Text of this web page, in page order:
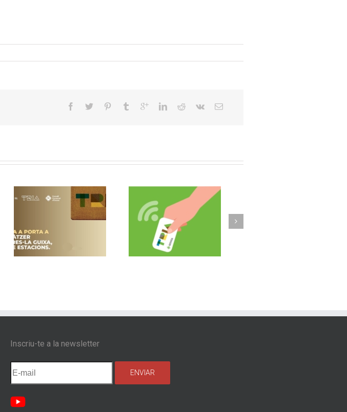
Nou sistema de
contenidors amb
control d’accés a
Olost fa un pas més
implantant la
recollida porta a
Inscriu-te a la newsletter